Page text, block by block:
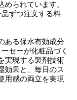
られています。
ずつ注文する料
ある保水有効成分
セーが化粧品づく
実現する製剤技術
効果と、毎日のス
用感の両立を実現